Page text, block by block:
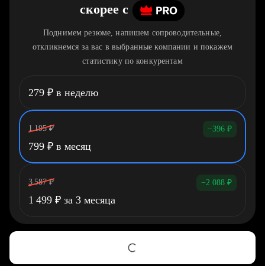
скорее c
Поднимем резюме, напишем сопроводительные,
откликнемся за вас в выбранные компании и покажем
статистику по конкурентам
279 ₽ в неделю
1 195 ₽ −396 ₽
799 ₽ в месяц
3 587 ₽ −2 088 ₽
1 499 ₽ за 3 месяца